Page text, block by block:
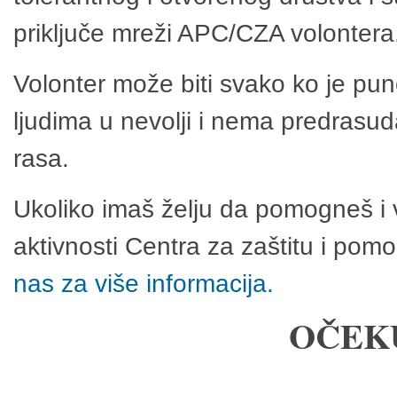
priključe mreži APC/CZA
Volonter može biti svako ko je
ljudima u nevolji i nema
rasa.
Ukoliko imaš želju da pomogneš
aktivnosti Centra za zaštitu i
nas za više informacija.